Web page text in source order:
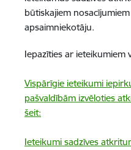
būtiskajiem
apsaimniekotāju.
Iepazīties ar ieteikumiem
Vispārīgie ieteikumi
pašvaldībām izvēloties
šeit:
Ieteikumi sadzīves